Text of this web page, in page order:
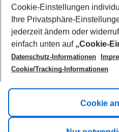
Footer
Footer navigation
Title A
Link A
Cookie-Einstellungen
Ihre Privatsphäre-
jederzeit ändern oder
einfach unten auf „Cookie-
Datenschutz-Informationen
Cookie/Tracking-Informationen
Cookie